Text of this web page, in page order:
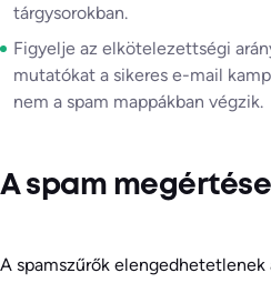
tárgysorokban.
Figyelje az elkötelezettségi
mutatókat a sikeres e-mail
nem a spam mappákban végzik.
A spam
A spamszűrők elengedhetetlenek